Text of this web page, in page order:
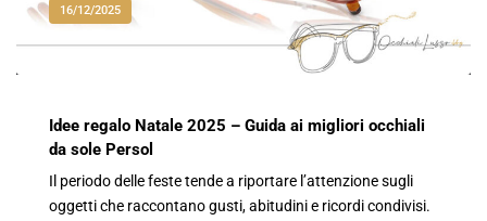
16/12/2025
Idee regalo Natale 2025 – Guida ai migliori occhiali
da sole Persol
Il periodo delle feste tende a riportare l’attenzione sugli
oggetti che raccontano gusti, abitudini e ricordi condivisi.